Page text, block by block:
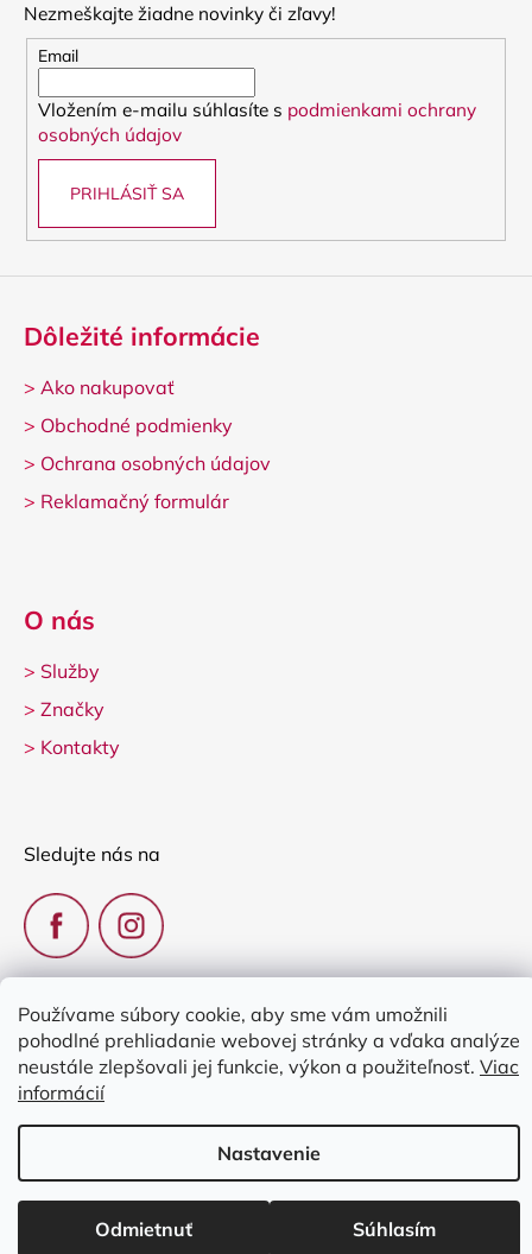
Používame súbory cookie, aby sme vám umožnili
pohodlné prehliadanie webovej stránky a vďaka analýze
neustále zlepšovali jej funkcie, výkon a použiteľnosť. Viac
informácií
Nastavenie
Odmietnuť Súhlasím
i
e
v
i
e
Nezmeškajte žiadne novinky či zľavy!
Email
Vložením e-mailu súhlasíte s podmienkami ochrany
osobných údajov
PRIHLÁSIŤ SA
Dôležité informácie
> Ako nakupovať
> Obchodné podmienky
> Ochrana osobných údajov
> Reklamačný formulár
O nás
> Služby
> Značky
> Kontakty
Sledujte nás na
Vytvoril Shoptet
Copyright 2026
nastavenie cookies